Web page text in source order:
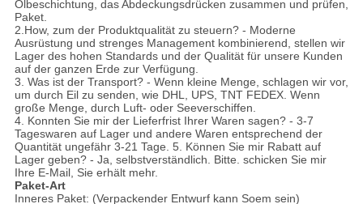
Ölbeschichtung, das Abdeckungsdrücken zusammen und prüfen,
Paket.
2.How, zum der Produktqualität zu steuern? - Moderne
Ausrüstung und strenges Management kombinierend, stellen wir
Lager des hohen Standards und der Qualität für unsere Kunden
auf der ganzen Erde zur Verfügung.
3. Was ist der Transport? - Wenn kleine Menge, schlagen wir vor,
um durch Eil zu senden, wie DHL, UPS, TNT FEDEX. Wenn
große Menge, durch Luft- oder Seeverschiffen.
4. Konnten Sie mir der Lieferfrist Ihrer Waren sagen? - 3-7
Tageswaren auf Lager und andere Waren entsprechend der
Quantität ungefähr 3-21 Tage. 5. Können Sie mir Rabatt auf
Lager geben? - Ja, selbstverständlich. Bitte. schicken Sie mir
Ihre E-Mail, Sie erhält mehr.
Paket-Art
Inneres Paket: (Verpackender Entwurf kann Soem sein)